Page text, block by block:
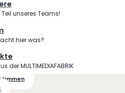
unseres Teams!
hier was?
der MULTIMEDIAFABRIK